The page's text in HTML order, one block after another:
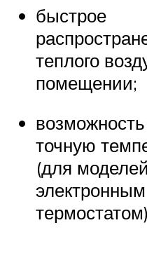
быстрое
теплого
помещении;
точную
(для
электронным